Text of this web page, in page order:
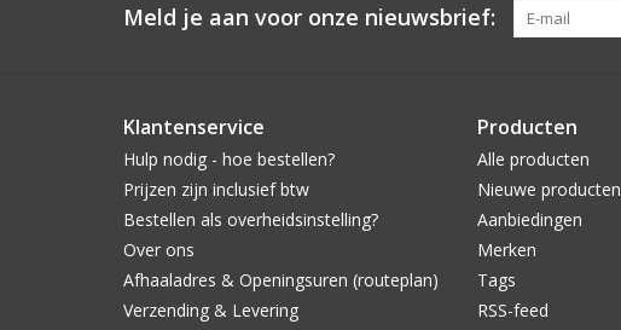
Meld je aan voor onze nieuwsbrief:
Klantenservice
Hulp nodig - hoe bestellen?
Prijzen zijn inclusief btw
Bestellen als overheidsinstelling?
Over ons
Afhaaladres & Openingsuren (routeplan)
Verzending & Levering
Producten
Alle producten
Nieuwe producten
Aanbiedingen
Merken
Tags
RSS-feed